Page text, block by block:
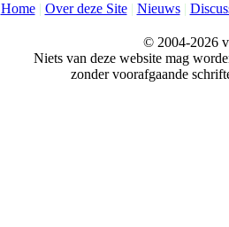
Home| Over deze Site| Nieuws|
© 2004-2026
Niets van deze website mag
zonder voorafgaande